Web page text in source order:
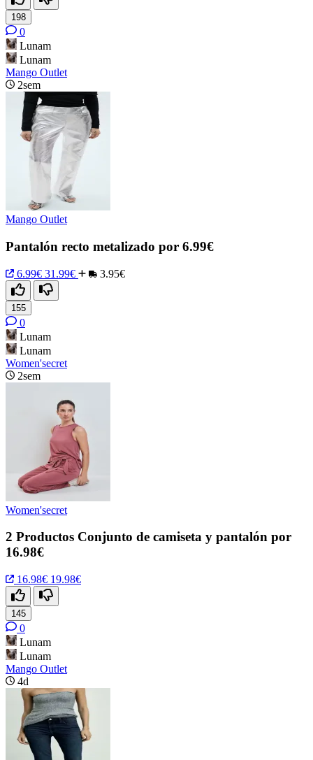
198
0
Lunam
Lunam
Mango Outlet
2sem
Mango Outlet
Pantalón recto metalizado por 6.99€
6.99€ 31.99€ 3.95€
155
0
Lunam
Lunam
Women'secret
2sem
Women'secret
2 Productos Conjunto de camiseta y pantalón por
16.98€
16.98€ 19.98€
145
0
Lunam
Lunam
Mango Outlet
4d